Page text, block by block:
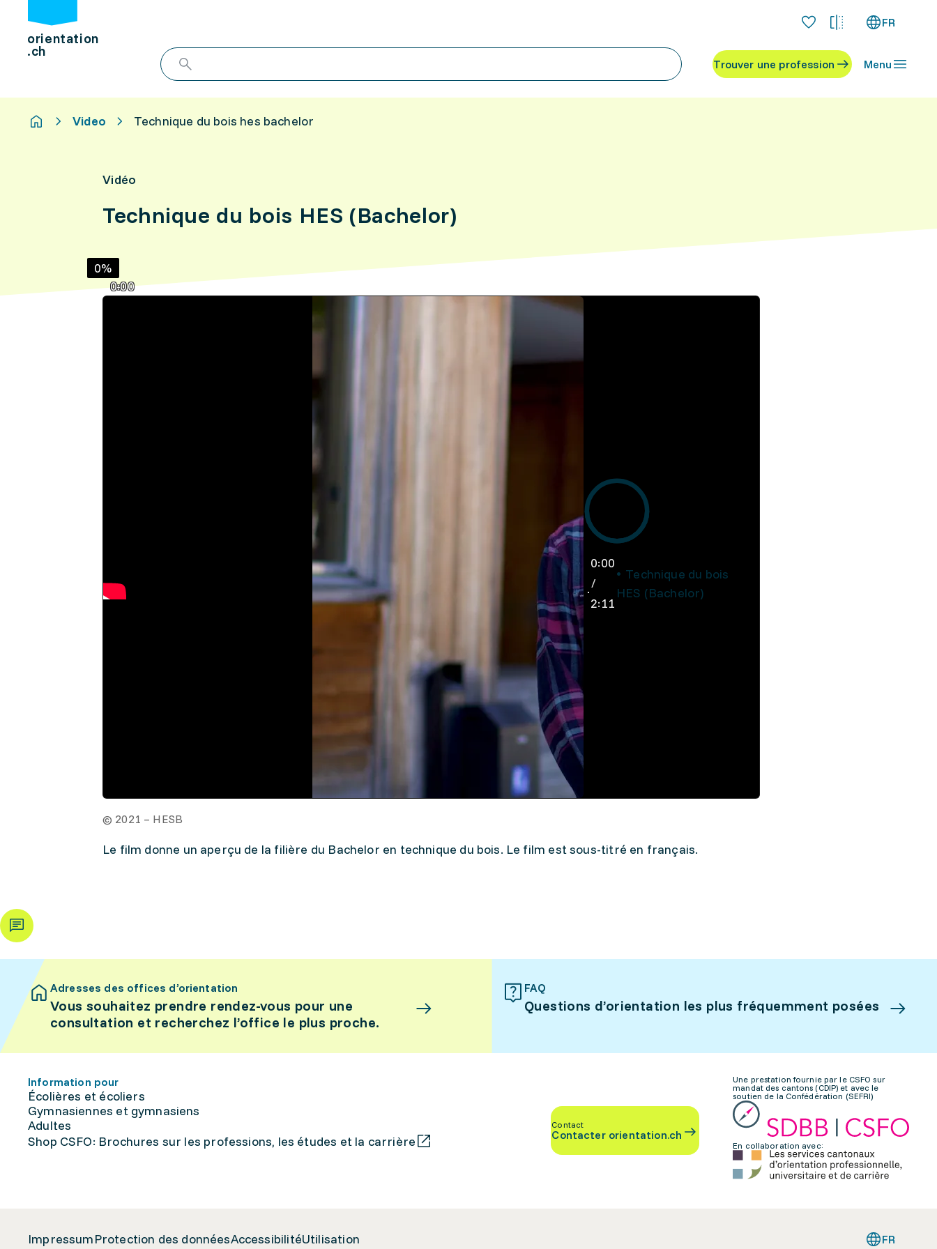
orientation
.ch
FR
Trouver une profession Menu
Video Technique du bois hes bachelor
Vidéo
Technique du bois HES (Bachelor)
0:00
0%
0:00
/
2:11
Technique du bois
HES (Bachelor)
© 2021 – HESB
Le film donne un aperçu de la filière du Bachelor en technique du bois. Le film est sous-titré en français.
Adresses des offices d’orientation
Vous souhaitez prendre rendez-vous pour une
consultation et recherchez l’office le plus proche.
FAQ
Questions d’orientation les plus fréquemment posées
Information pour
Écolières et écoliers
Gymnasiennes et gymnasiens
Adultes
Shop CSFO: Brochures sur les professions, les études et la carrière
Contact
Contacter orientation.ch
Une prestation fournie par le CSFO sur
mandat des cantons (CDIP) et avec le
soutien de la Confédération (SEFRI)
En collaboration avec:
ImpressumProtection des donnéesAccessibilitéUtilisation FR